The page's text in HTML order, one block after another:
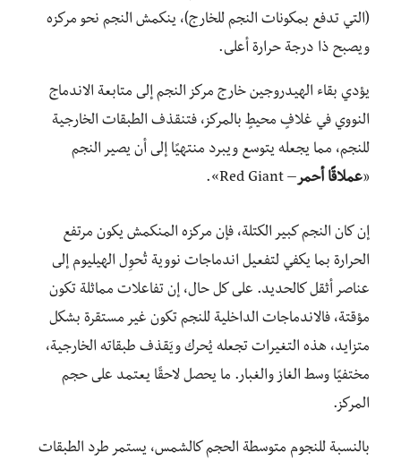
(التي تدفع بمكونات النجم للخارج)، ينكمش النجم نحو مركزه
ويصبح ذا درجة حرارة أعلى.
يؤدي بقاء الهيدروجين خارج مركز النجم إلى متابعة الاندماج
النووي في غلافٍ محيطٍ بالمركز، فتنقذف الطبقات الخارجية
للنجم، مما يجعله يتوسع ويبرد منتهيًا إلى أن يصير النجم
«عملاقًا أحمر– Red Giant».
إن كان النجم كبير الكتلة، فإن مركزه المنكمش يكون مرتفع
الحرارة بما يكفي لتفعيل اندماجات نووية تُحوِل الهيليوم إلى
عناصر أثقل كالحديد. على كل حال، إن تفاعلات مماثلة تكون
مؤقتة، فالاندماجات الداخلية للنجم تكون غير مستقرة بشكل
متزايد، هذه التغيرات تجعله يُحرك ويَقذف طبقاته الخارجية،
مختفيًا وسط الغاز والغبار. ما يحصل لاحقًا يعتمد على حجم
المركز.
بالنسبة للنجوم متوسطة الحجم كالشمس، يستمر طرد الطبقات